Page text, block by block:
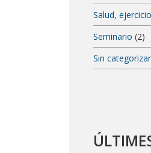
Salud,
Seminario (2)
Sin categorizar